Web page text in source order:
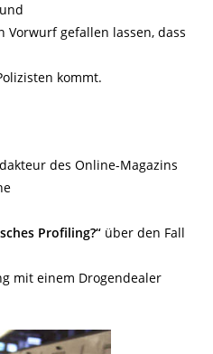
Vorwurf gefallen lassen, dass
kommt.
des Online-Magazins
Profiling?“ über den Fall
mit einem Drogendealer